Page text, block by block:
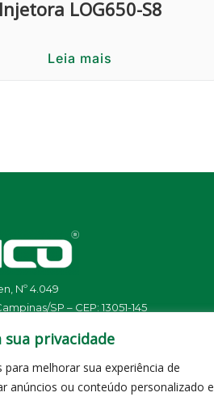
sua privacidade
melhorar sua experiência de
anúncios ou conteúdo personalizado e
Injetora LOG650-S8
Leia mais
Nº 4.049
SP – CEP: 13051-145
(19) 3727-2800 | (19)99103-
Exp. de Máquinas LTDA.